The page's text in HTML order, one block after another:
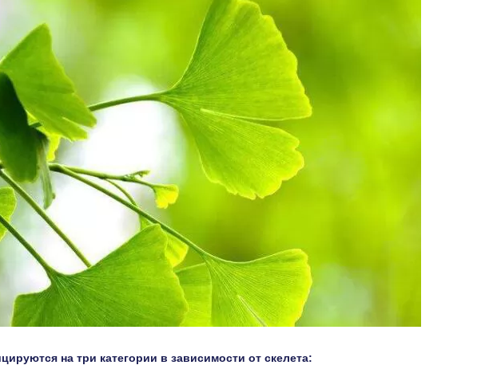
на три категории в зависимости от скелета: